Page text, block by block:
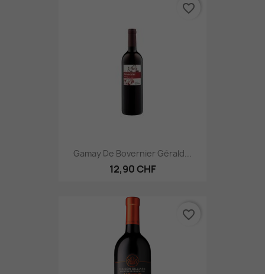
Gamay De Bovernier Gérald...
12,90 CHF
favorite_border
favorite_border